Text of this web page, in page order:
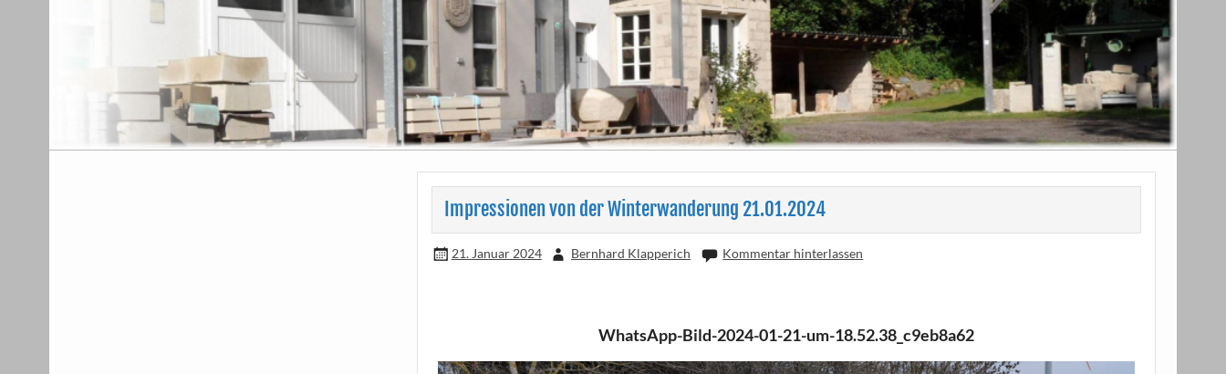
Impressionen von der Winterwanderung 21.01.2024
21. Januar 2024 Bernhard Klapperich Kommentar hinterlassen
WhatsApp-Bild-2024-01-21-um-18.52.38_c9eb8a62